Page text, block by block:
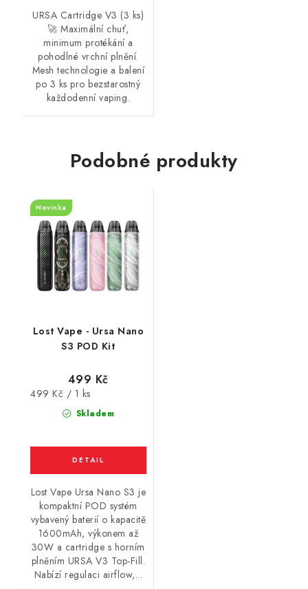
URSA Cartridge V3 (3 ks)
🚀 Maximální chuť,
minimum protékání a
pohodlné vrchní plnění.
Mesh technologie a balení
po 3 ks pro bezstarostný
každodenní vaping.
Podobné produkty
Lost Vape - Ursa Nano
S3 POD Kit
Novinka
Skladem
499 Kč
Měrná
499 Kč / 1 ks
Lost Vape Ursa Nano S3 je
kompaktní POD systém
vybavený baterií o kapacitě
1600mAh, výkonem až
30W a cartridge s horním
plněním URSA V3 Top-Fill.
Nabízí regulaci airflow,...